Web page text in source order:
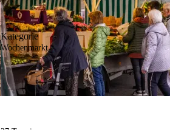
Kategorie
Wochenmarkt